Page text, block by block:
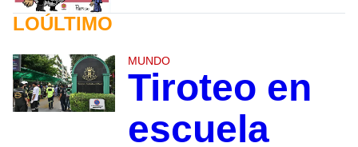
LOÚLTIMO
MUNDO
Tiroteo en
escuela